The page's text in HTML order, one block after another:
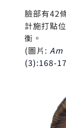
臉部有42
計施打點
衡。
(圖片: Am
(3):168-